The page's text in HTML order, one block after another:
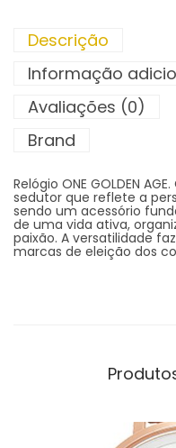
Descrição
Informação
Avaliações (0)
Brand
Relógio ONE GOLDEN
sedutor que reflete a
sendo um acessório
de uma vida ativa,
paixão. A versatilidade
marcas de eleição dos